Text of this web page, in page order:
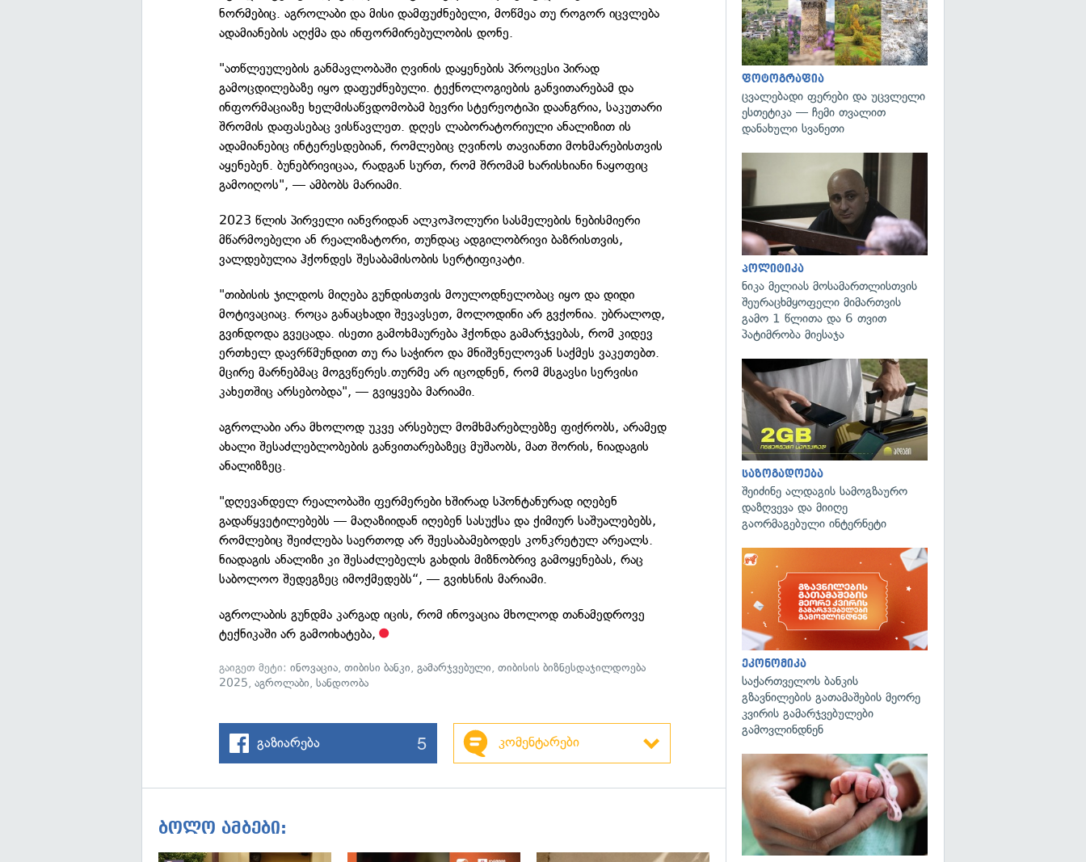
ნორმებიც. აგროლაბი და მისი დამფუძნებელი, მოწმეა თუ როგორ იცვლება
ადამიანების აღქმა და ინფორმირებულობის დონე.
"ათწლეულების განმავლობაში ღვინის დაყენების პროცესი პირად
გამოცდილებაზე იყო დაფუძნებული. ტექნოლოგიების განვითარებამ და
ინფორმაციაზე ხელმისაწვდომობამ ბევრი სტერეოტიპი დაანგრია, საკუთარი
შრომის დაფასებაც ვისწავლეთ. დღეს ლაბორატორიული ანალიზით ის
ადამიანებიც ინტერესდებიან, რომლებიც ღვინოს თავიანთი მოხმარებისთვის
აყენებენ. ბუნებრივიცაა, რადგან სურთ, რომ შრომამ ხარისხიანი ნაყოფიც
გამოიღოს", — ამბობს მარიამი.
2023 წლის პირველი იანვრიდან ალკოჰოლური სასმელების ნებისმიერი
მწარმოებელი ან რეალიზატორი, თუნდაც ადგილობრივი ბაზრისთვის,
ვალდებულია ჰქონდეს შესაბამისობის სერტიფიკატი.
"თიბისის ჯილდოს მიღება გუნდისთვის მოულოდნელობაც იყო და დიდი
მოტივაციაც. როცა განაცხადი შევავსეთ, მოლოდინი არ გვქონია. უბრალოდ,
გვინდოდა გვეცადა. ისეთი გამოხმაურება ჰქონდა გამარჯვებას, რომ კიდევ
ერთხელ დავრწმუნდით თუ რა საჭირო და მნიშვნელოვან საქმეს ვაკეთებთ.
მცირე მარნებმაც მოგვწერეს.თურმე არ იცოდნენ, რომ მსგავსი სერვისი
კახეთშიც არსებობდა", — გვიყვება მარიამი.
აგროლაბი არა მხოლოდ უკვე არსებულ მომხმარებლებზე ფიქრობს, არამედ
ახალი შესაძლებლობების განვითარებაზეც მუშაობს, მათ შორის, ნიადაგის
ანალიზზეც.
"დღევანდელ რეალობაში ფერმერები ხშირად სპონტანურად იღებენ
გადაწყვეტილებებს — მაღაზიიდან იღებენ სასუქსა და ქიმიურ საშუალებებს,
რომლებიც შეიძლება საერთოდ არ შეესაბამებოდეს კონკრეტულ არეალს.
ნიადაგის ანალიზი კი შესაძლებელს გახდის მიზნობრივ გამოყენებას, რაც
საბოლოო შედეგზეც იმოქმედებს“, — გვიხსნის მარიამი.
აგროლაბის გუნდმა კარგად იცის, რომ ინოვაცია მხოლოდ თანამედროვე
ტექნიკაში არ გამოიხატება,
გაიგეთ მეტი:ინოვაცია,თიბისი ბანკი,გამარჯვებული,თიბისის ბიზნესდაჯილდოება
2025,აგროლაბი,სანდოობა
გაზიარება 5 კომენტარები
ბოლო ამბები:
ფოტოგრაფია
ცვალებადი ფერები და უცვლელი
ესთეტიკა — ჩემი თვალით
დანახული სვანეთი
პოლიტიკა
ნიკა მელიას მოსამართლისთვის
შეურაცხმყოფელი მიმართვის
გამო 1 წლითა და 6 თვით
პატიმრობა მიესაჯა
საზოგადოება
შეიძინე ალდაგის სამოგზაურო
დაზღვევა და მიიღე
გაორმაგებული ინტერნეტი
ეკონომიკა
საქართველოს ბანკის
გზავნილების გათამაშების მეორე
კვირის გამარჯვებულები
გამოვლინდნენ